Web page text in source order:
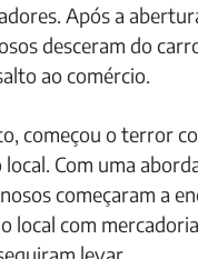
Após a
desceram do
ao comércio.
começou o terror
Com uma
começaram a
local com
levar.